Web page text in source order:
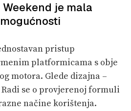
je mala
pristup
platformicama s obje
motora. Glede dizajna –
se o provjerenoj formuli
načine korištenja.